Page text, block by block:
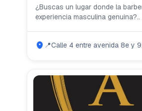
¿Buscas un lugar donde la
experiencia masculina genuina?..
exclusivamente para el hombre
encontrarás un ambiente
celebramos la tradición y el
Somos tu destino exclusivo
cabello impecables, afeitados
cuidado que todo hombre